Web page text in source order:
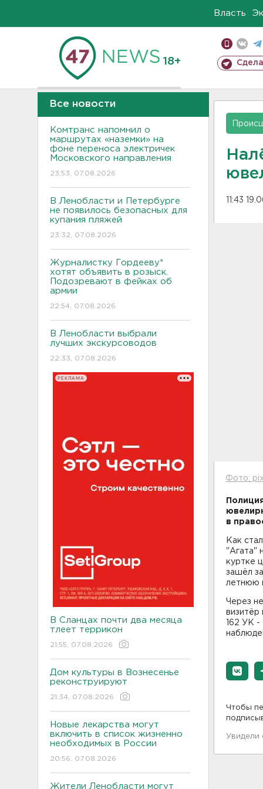
Власть
18+
Все новости
Комтранс напомнил о
маршрутах «наземки» на
фоне переноса электричек
Московского направления
23:53, 07.08.2026
В Ленобласти и Петербурге
не появилось безопасных для
купания пляжей
23:32, 07.08.2026
Журналистку Гордееву*
хотят объявить в розыск.
Подозревают в фейках об
армии
22:54, 07.08.2026
В Ленобласти выбрали
лучших экскурсоводов
22:33, 07.08.2026
РЕКЛАМА
В Сланцах почти два месяца
тлеет террикон
21:55, 07.08.2026
Дом культуры в Вознесенье
реконструируют
21:34, 07.08.2026
Новые лекарства могут
включить в список жизненно
необходимых в России
20:56, 07.08.2026
Жители Ленобласти могут
11:43
Фото:
в
Как
"Агата"
куртке
зашёл
летнюю
Через
визитёр
162 УК -
Чтобы
Увидели